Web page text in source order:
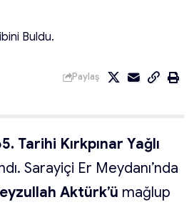
Buldu.
Paylaş
Tarihi Kırkpınar Yağlı
Sarayiçi Er Meydanı’nda
Aktürk’ü mağlup